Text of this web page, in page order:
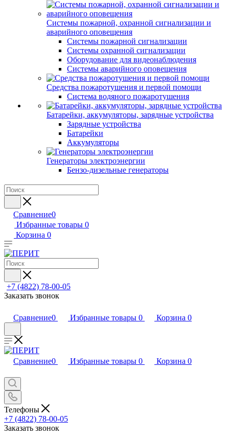
Системы пожарной, охранной сигнализации и
аварийного оповещения
Системы пожарной сигнализации
Системы охранной сигнализации
Оборудование для видеонаблюдения
Системы аварийного оповещения
Средства пожаротушения и первой помощи
Система водяного пожаротушения
Батарейки, аккумуляторы, зарядные устройства
Зарядные устройства
Батарейки
Аккумуляторы
Генераторы электроэнергии
Бензо-дизельные генераторы
Сравнение0
Избранные товары 0
Корзина 0
+7 (4822) 78-00-05
Заказать звонок
Сравнение0 Избранные товары 0 Корзина 0
Сравнение0 Избранные товары 0 Корзина 0
Телефоны
+7 (4822) 78-00-05
Заказать звонок